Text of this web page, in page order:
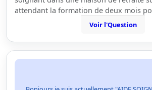
attendant la formation de deux mois
Voir l'Question